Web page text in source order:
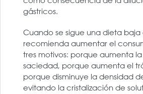
gástricos.
Cuando se sigue una dieta baja
recomienda aumentar el
tres motivos: porque aumenta
saciedad, porque aumenta el
porque disminuye la densidad
evitando la cristalización de